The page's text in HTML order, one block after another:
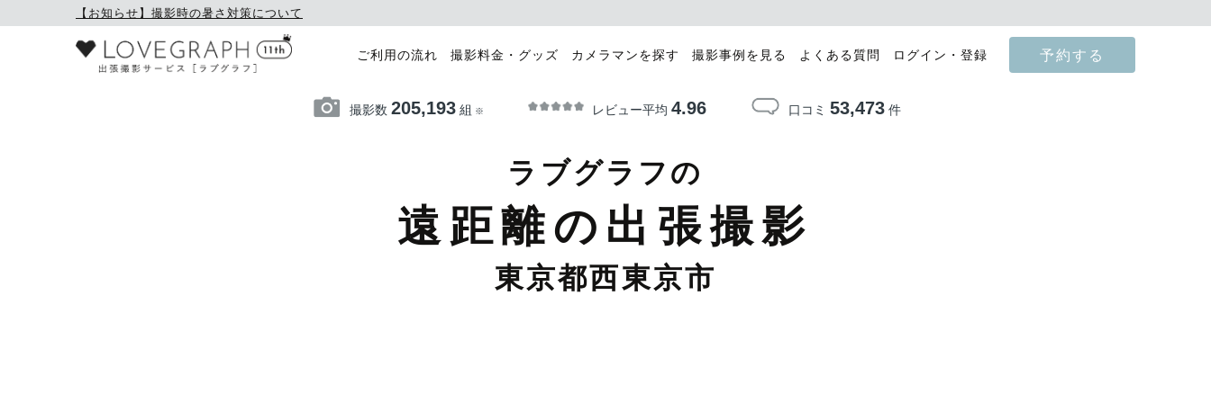
【お知らせ】撮影時の暑さ対策について
ご利用の流れ 撮影料金・グッズ カメラマンを探す 撮影事例を見る よくある質問 ログイン・登録 予約する
撮影数 205,193組 ※ レビュー平均 4.96 口コミ 53,473件
ラブグラフの
遠距離の出張撮影
東京都西東京市